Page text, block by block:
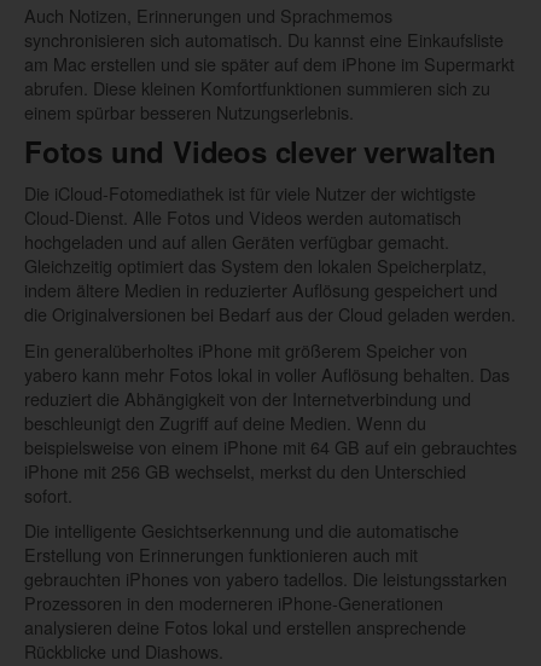
Auch Notizen, Erinnerungen und Sprachmemos
synchronisieren sich automatisch. Du kannst eine Einkaufsliste
am Mac erstellen und sie später auf dem iPhone im Supermarkt
abrufen. Diese kleinen Komfortfunktionen summieren sich zu
einem spürbar besseren Nutzungserlebnis.
Fotos und Videos clever verwalten
Die iCloud-Fotomediathek ist für viele Nutzer der wichtigste
Cloud-Dienst. Alle Fotos und Videos werden automatisch
hochgeladen und auf allen Geräten verfügbar gemacht.
Gleichzeitig optimiert das System den lokalen Speicherplatz,
indem ältere Medien in reduzierter Auflösung gespeichert und
die Originalversionen bei Bedarf aus der Cloud geladen werden.
Ein generalüberholtes iPhone mit größerem Speicher von
yabero kann mehr Fotos lokal in voller Auflösung behalten. Das
reduziert die Abhängigkeit von der Internetverbindung und
beschleunigt den Zugriff auf deine Medien. Wenn du
beispielsweise von einem iPhone mit 64 GB auf ein gebrauchtes
iPhone mit 256 GB wechselst, merkst du den Unterschied
sofort.
Die intelligente Gesichtserkennung und die automatische
Erstellung von Erinnerungen funktionieren auch mit
gebrauchten iPhones von yabero tadellos. Die leistungsstarken
Prozessoren in den moderneren iPhone-Generationen
analysieren deine Fotos lokal und erstellen ansprechende
Rückblicke und Diashows.